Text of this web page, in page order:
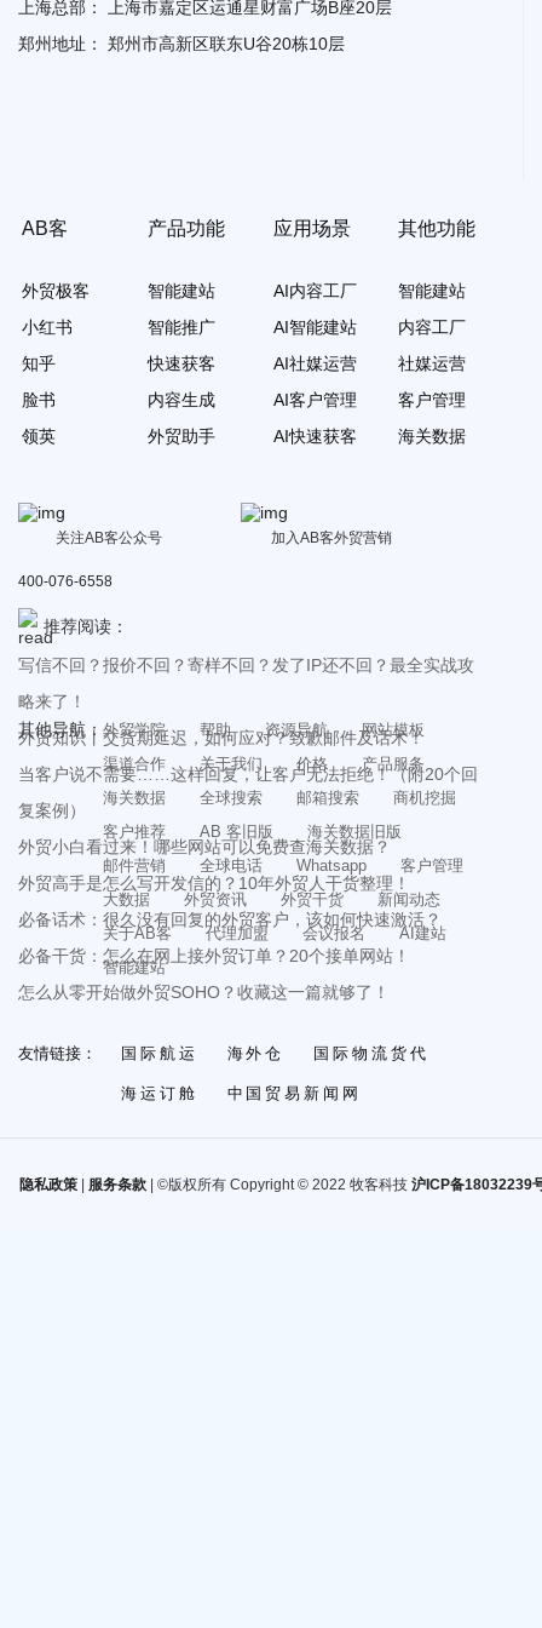
上海总部：
上海市嘉定区运通星财富广场B座20层
郑州地址：
郑州市高新区联东U谷20栋10层
AB客
外贸极客
小红书
知乎
脸书
领英
产品功能
智能建站
智能推广
快速获客
内容生成
外贸助手
应用场景
AI内容工厂
AI智能建站
AI社媒运营
AI客户管理
AI快速获客
其他功能
智能建站
内容工厂
社媒运营
客户管理
海关数据
关注AB客公众号 加入AB客外贸营销
400-076-6558
推荐阅读：
写信不回？报价不回？寄样不回？发了IP还不回？最全实战攻
略来了！
外贸知识丨交货期延迟，如何应对？致歉邮件及话术！
当客户说不需要……这样回复，让客户无法拒绝！（附20个回
复案例）
外贸小白看过来！哪些网站可以免费查海关数据？
外贸高手是怎么写开发信的？10年外贸人干货整理！
必备话术：很久没有回复的外贸客户，该如何快速激活？
必备干货：怎么在网上接外贸订单？20个接单网站！
怎么从零开始做外贸SOHO？收藏这一篇就够了！
其他导航： 外贸学院 帮助 资源导航
网站模板
渠道合作
关于我们 价格
产品服务
海关数据
全球搜索 邮箱搜索
商机挖掘
客户推荐
AB 客旧版
海关数据旧版
邮件营销
全球电话 Whatsapp
客户管理
大数据
外贸资讯 外贸干货
新闻动态
关于AB客
代理加盟 会议报名
AI建站
智能建站
友情链接： 国际航运 海外仓 国际物流货代
海运订舱 中国贸易新闻网
隐私政策| 服务条款| ©版权所有 Copyright © 2022 牧客科技 沪ICP备18032239